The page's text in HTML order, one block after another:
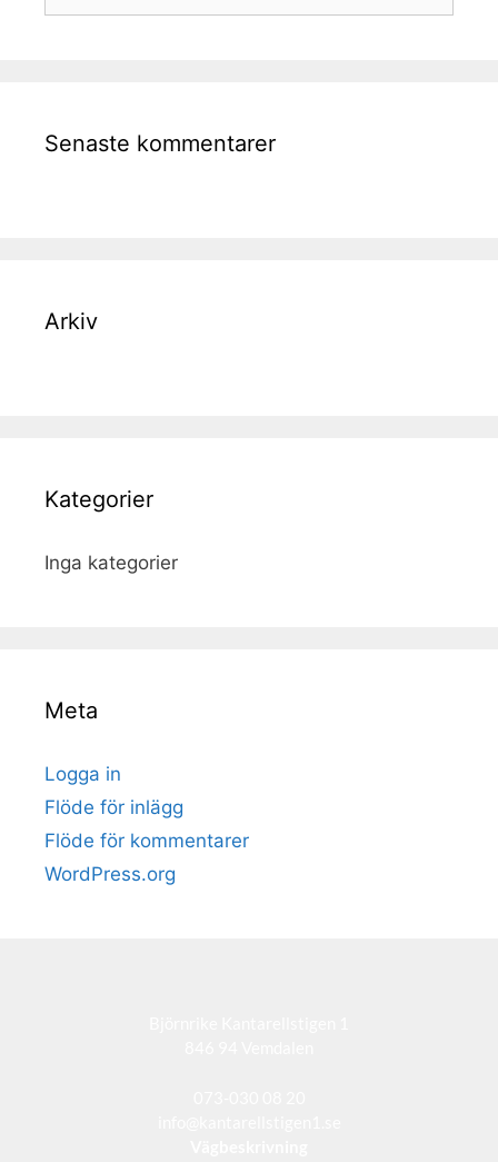
Senaste kommentarer
Arkiv
Kategorier
Inga kategorier
Meta
Logga in
Flöde för inlägg
Flöde för kommentarer
WordPress.org